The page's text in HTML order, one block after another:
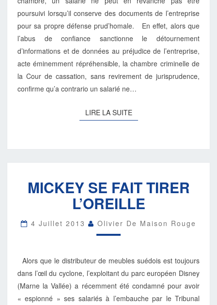
poursuivi lorsqu’il conserve des documents de l’entreprise
pour sa propre défense prud’homale. En effet, alors que
l’abus de confiance sanctionne le détournement
d’informations et de données au préjudice de l’entreprise,
acte éminemment répréhensible, la chambre criminelle de
la Cour de cassation, sans revirement de jurisprudence,
confirme qu’a contrario un salarié ne…
LIRE LA SUITELIRE
LA
SE
FAIT
TIRER
L’OREILLE
MICKEY SE FAIT TIRER
L’OREILLE
4 Juillet 2013 Olivier De Maison Rouge
Alors que le distributeur de meubles suédois est toujours
dans l’œil du cyclone, l’exploitant du parc européen Disney
(Marne la Vallée) a récemment été condamné pour avoir
« espionné » ses salariés à l’embauche par le Tribunal